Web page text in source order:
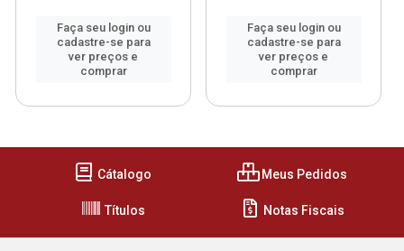
Faça seu login ou
cadastre-se para
ver preços e
comprar
Faça seu login ou
cadastre-se para
ver preços e
comprar
Cátalogo Meus Pedidos
Títulos Notas Fiscais